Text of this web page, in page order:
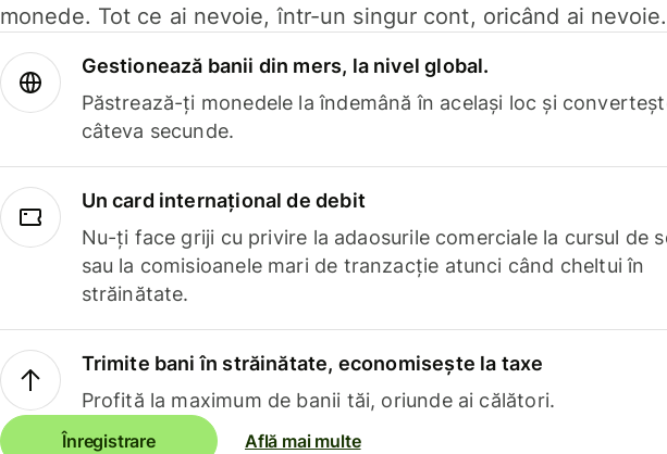
monede. Tot ce ai nevoie, într-un singur cont, oricând ai nevoie.
Gestionează banii din mers, la nivel global.
Păstrează-ți monedele la îndemână în același loc și
câteva secunde.
Un card internațional de debit
Nu-ți face griji cu privire la adaosurile comerciale la cursul de
sau la comisioanele mari de tranzacție atunci când cheltui în
străinătate.
Trimite bani în străinătate, economisește la taxe
Profită la maximum de banii tăi, oriunde ai călători.
Înregistrare Află mai multe